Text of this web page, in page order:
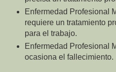
Enfermedad Profesional
requiere un tratamiento
para el trabajo.
Enfermedad Profesional
ocasiona el fallecimiento.